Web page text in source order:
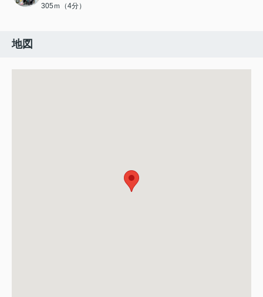
305ｍ（4分）
地図